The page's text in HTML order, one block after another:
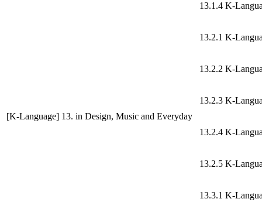
[K-Language] 13. in Design, Music and Everyday
13.1.4 K-
13.2.1 K-
13.2.2 K-
13.2.3 K-
13.2.4 K-
13.2.5 K-
13.3.1 K-